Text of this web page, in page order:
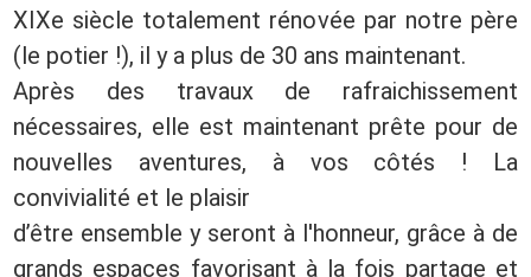
XIXe siècle totalement rénovée par notre père
(le potier !), il y a plus de 30 ans maintenant.
Après des travaux de rafraichissement
nécessaires, elle est maintenant prête pour de
nouvelles aventures, à vos côtés ! La
convivialité et le plaisir
d’être ensemble y seront à l'honneur, grâce à de
grands espaces favorisant à la fois partage et